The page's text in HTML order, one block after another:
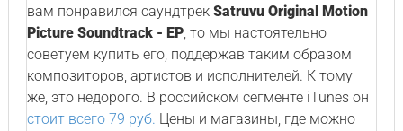
вам понравился саундтрек Satruvu Original Motion
Picture Soundtrack - EP, то мы настоятельно
советуем купить его, поддержав таким образом
композиторов, артистов и исполнителей. К тому
же, это недорого. В российском сегменте iTunes он
стоит всего 79 руб. Цены и магазины, где можно